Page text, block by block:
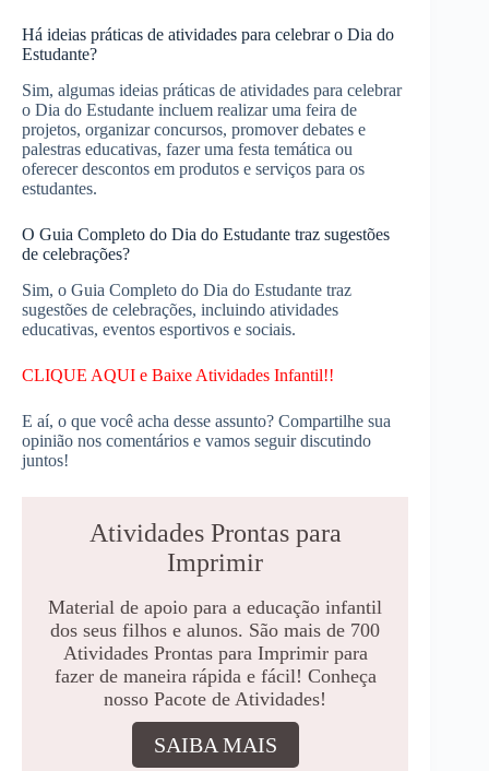
Há ideias práticas de atividades para celebrar o Dia do
Estudante?
Sim, algumas ideias práticas de atividades para celebrar
o Dia do Estudante incluem realizar uma feira de
projetos, organizar concursos, promover debates e
palestras educativas, fazer uma festa temática ou
oferecer descontos em produtos e serviços para os
estudantes.
O Guia Completo do Dia do Estudante traz sugestões
de celebrações?
Sim, o Guia Completo do Dia do Estudante traz
sugestões de celebrações, incluindo atividades
educativas, eventos esportivos e sociais.
CLIQUE AQUI e Baixe Atividades Infantil!!
E aí, o que você acha desse assunto? Compartilhe sua
opinião nos comentários e vamos seguir discutindo
juntos!
Atividades Prontas para
Imprimir
Material de apoio para a educação infantil
dos seus filhos e alunos. São mais de 700
Atividades Prontas para Imprimir para
fazer de maneira rápida e fácil! Conheça
nosso Pacote de Atividades!
SAIBA MAIS